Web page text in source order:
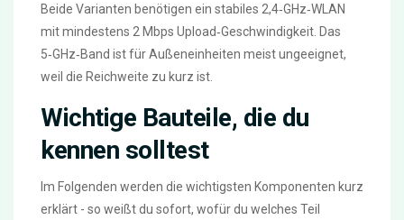
Beide Varianten benötigen ein stabiles 2,4‑GHz‑WLAN
mit mindestens 2 Mbps Upload‑Geschwindigkeit. Das
5‑GHz‑Band ist für Außeneinheiten meist ungeeignet,
weil die Reichweite zu kurz ist.
Wichtige Bauteile, die du
kennen solltest
Im Folgenden werden die wichtigsten Komponenten kurz
erklärt - so weißt du sofort, wofür du welches Teil